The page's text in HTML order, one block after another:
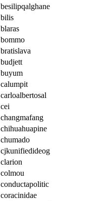
besilipqalghane
bilis
blaras
bommo
bratislava
budjett
buyum
calumpit
carloalbertosal
cei
changmafang
chihuahuapine
chumado
cjkunifiedideog
clarion
colmou
conductapolitic
coracinidae